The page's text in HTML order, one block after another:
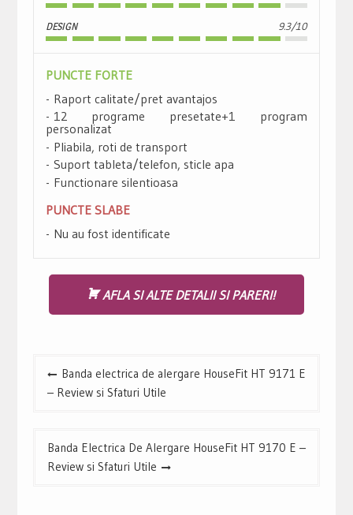
DESIGN 9.3/10
PUNCTE FORTE
Raport calitate/pret avantajos
12 programe presetate+1 program
personalizat
Pliabila, roti de transport
Suport tableta/telefon, sticle apa
Functionare silentioasa
PUNCTE SLABE
Nu au fost identificate
AFLA SI ALTE DETALII SI PARERI!
NavigareBanda electrica de alergare HouseFit HT 9171 E
– Review si Sfaturi Utile
Banda Electrica De Alergare HouseFit HT 9170 E –
Review si Sfaturi Utile